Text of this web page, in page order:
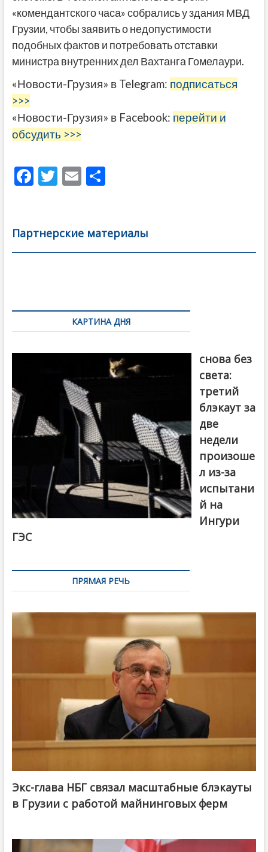
«комендантского часа» собрались у здания МВД
Грузии, чтобы заявить о недопустимости
подобных фактов и потребовать отставки
министра внутренних дел Вахтанга Гомелаури.
«Новости-Грузия» в Telegram: подписаться
>>>
«Новости-Грузия» в Facebook: перейти и
обсудить >>>
F
b
o
T
er
E
l
О
а
в
Партнерские материалы
по
записямКАРТИНА ДНЯ
снова без
света:
третий
блэкаут за
две
недели
произоше
л из-за
испытани
й на
Ингури
ГЭС
ПРЯМАЯ РЕЧЬ
Экс-глава НБГ связал масштабные блэкауты
в Грузии с работой майнинговых ферм